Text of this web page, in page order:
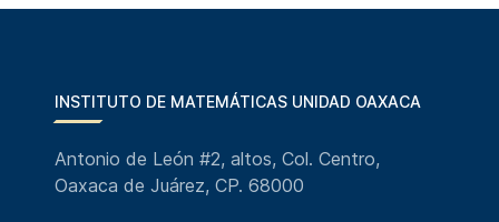
INSTITUTO DE MATEMÁTICAS UNIDAD OAXACA
Antonio de León #2, altos, Col. Centro,
Oaxaca de Juárez, CP. 68000